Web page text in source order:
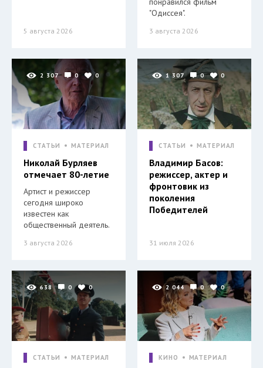
5 августа 2026
"Одиссея".
3 августа 2026
2 307 0 0
СТАТЬИ МАТЕРИАЛ
Николай Бурляев
отмечает 80-летие
Артист и режиссер
сегодня широко
известен как
общественный деятель.
3 августа 2026
1 307 0 0
СТАТЬИ МАТЕРИАЛ
Владимир Басов:
режиссер, актер и
фронтовик из
поколения
Победителей
31 июля 2026
638 0 0
СТАТЬИ МАТЕРИАЛ
2 044 0 0
КИНО МАТЕРИАЛ